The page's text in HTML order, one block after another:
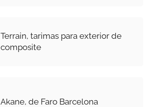
Terrain, tarimas para exterior de
composite
Akane, de Faro Barcelona